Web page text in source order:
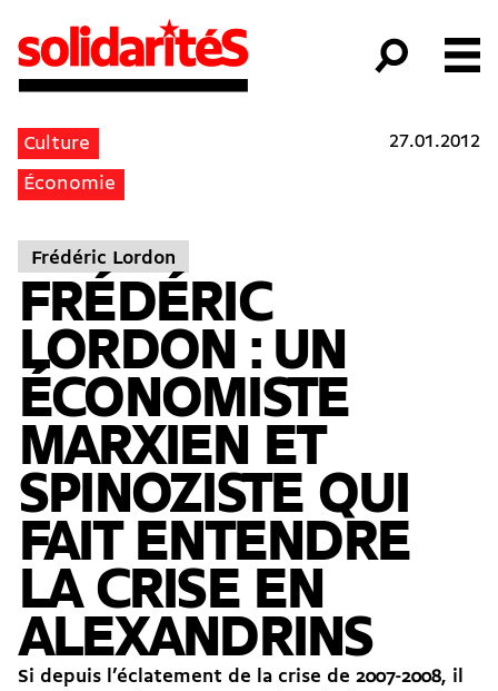
Culture
Économie
27.01.2012
Frédéric Lordon
FRÉDÉRIC
LORDON : UN
ÉCONOMISTE
MARXIEN ET
SPINOZISTE QUI
FAIT ENTENDRE
LA CRISE EN
ALEXANDRINS
Si depuis l’éclatement de la crise de 2007-2008, il